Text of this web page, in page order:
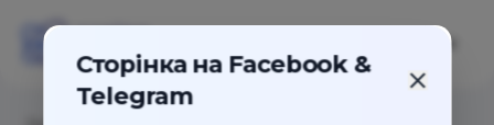
Сторінка на Facebook &
Telegram